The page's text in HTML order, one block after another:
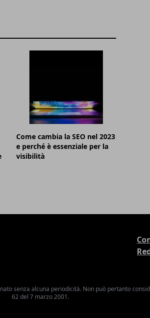
Come cambia la SEO nel 2023
e perché è essenziale per la
visibilità
senza alcuna periodicità. Non può pertanto
62 del 7 marzo 2001.